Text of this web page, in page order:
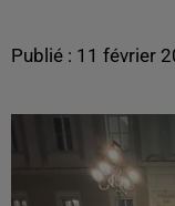
Publié : 11 février